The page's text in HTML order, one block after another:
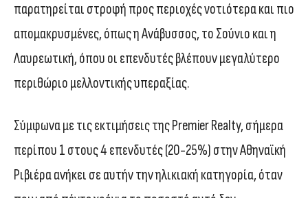
παρατηρείται στροφή προς περιοχές νοτιότερα και πιο
απομακρυσμένες, όπως η Ανάβυσσος, το Σούνιο και η
Λαυρεωτική, όπου οι επενδυτές βλέπουν μεγαλύτερο
περιθώριο μελλοντικής υπεραξίας.
Σύμφωνα με τις εκτιμήσεις της Premier Realty, σήμερα
περίπου 1 στους 4 επενδυτές (20-25%) στην Αθηναϊκή
Ριβιέρα ανήκει σε αυτήν την ηλικιακή κατηγορία, όταν